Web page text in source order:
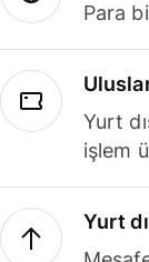
Para
Yurt
işlem
Yurt